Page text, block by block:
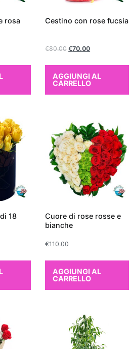
rosa Cestino con rose fucsia
€80.00 €70.00
AGGIUNGI AL
CARRELLO
18
Cuore di rose rosse e
bianche
€110.00
AGGIUNGI AL
CARRELLO
gli spazi abitativi, ma
sano e vivibile. Scegliere
è un regalo ideale non solo
l'aria
anche migliorare
le migliori piante da
Sansevieria
Questa pianta è
di
assorbire
rendendola
anche a
filtrare inquinanti
richiede poca luce e
elemento decorativo oltre
Il Pothos è noto per la
eliminando sostanze nocive
queste piante non solo